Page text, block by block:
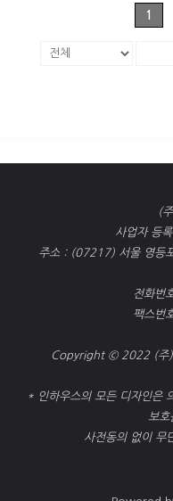
1
(
사업자 등
주소 : (07217) 서울 영등
전화번
팩스번
Copyright © 2022 (주)
* 인하우스의 모든 디자인은
보호
사전동의 없이 무